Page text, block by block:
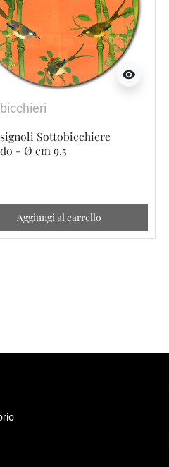
visibility
Sottobicchiere
- Ø cm 9,5
Aggiungi al carrello